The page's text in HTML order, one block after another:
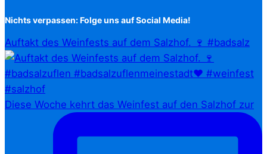
Nichts verpassen: Folge uns auf Social Media!
Auftakt des Weinfests auf dem Salzhof. 🍷 #badsalz
Diese Woche kehrt das Weinfest auf den Salzhof zur